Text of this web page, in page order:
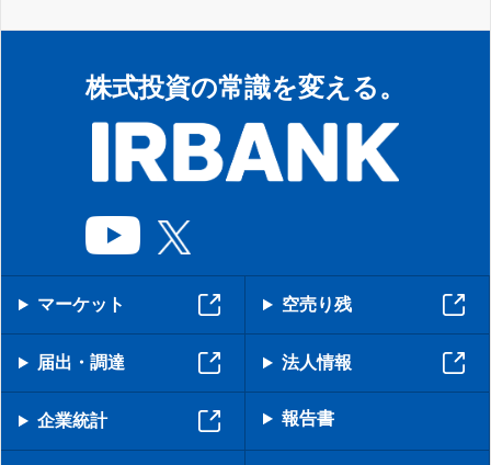
株式投資の常識を変える。
マーケット 空売り残
届出・調達 法人情報
企業統計 報告書